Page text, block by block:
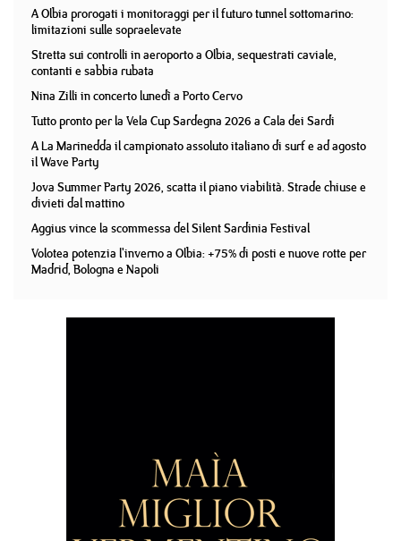
A Olbia prorogati i monitoraggi per il futuro tunnel sottomarino:
limitazioni sulle sopraelevate
Stretta sui controlli in aeroporto a Olbia, sequestrati caviale,
contanti e sabbia rubata
Nina Zilli in concerto lunedì a Porto Cervo
Tutto pronto per la Vela Cup Sardegna 2026 a Cala dei Sardi
A La Marinedda il campionato assoluto italiano di surf e ad agosto
il Wave Party
Jova Summer Party 2026, scatta il piano viabilità. Strade chiuse e
divieti dal mattino
Aggius vince la scommessa del Silent Sardinia Festival
Volotea potenzia l'inverno a Olbia: +75% di posti e nuove rotte per
Madrid, Bologna e Napoli